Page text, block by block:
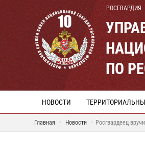
РОСГВАРДИЯ
ПО
НОВОСТИ
Главная Новости Росгвардеец